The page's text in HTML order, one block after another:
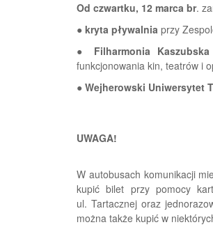
Od czwartku, 12 marca br.
● kryta pływalnia przy
● Filharmonia Kaszubska
funkcjonowania kin, teatrów i
● Wejherowski Uniwersytet
UWAGA!
W autobusach komunikacji
kupić bilet przy pomocy
ul. Tartacznej oraz
można także kupić w